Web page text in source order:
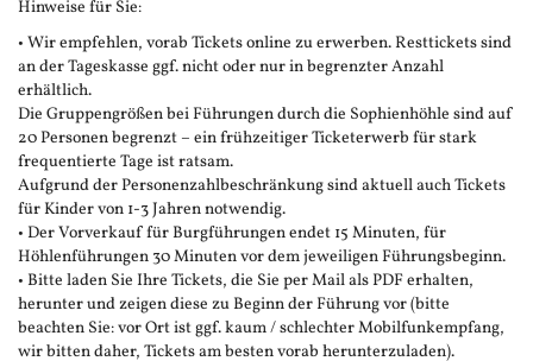
Hinweise für Sie:
• Wir empfehlen, vorab Tickets online zu erwerben. Resttickets sind
an der Tageskasse ggf. nicht oder nur in begrenzter Anzahl
erhältlich.
Die Gruppengrößen bei Führungen durch die Sophienhöhle sind auf
20 Personen begrenzt – ein frühzeitiger Ticketerwerb für stark
frequentierte Tage ist ratsam.
Aufgrund der Personenzahlbeschränkung sind aktuell auch Tickets
für Kinder von 1-3 Jahren notwendig.
• Der Vorverkauf für Burgführungen endet 15 Minuten, für
Höhlenführungen 30 Minuten vor dem jeweiligen Führungsbeginn.
• Bitte laden Sie Ihre Tickets, die Sie per Mail als PDF erhalten,
herunter und zeigen diese zu Beginn der Führung vor (bitte
beachten Sie: vor Ort ist ggf. kaum / schlechter Mobilfunkempfang,
wir bitten daher, Tickets am besten vorab herunterzuladen).